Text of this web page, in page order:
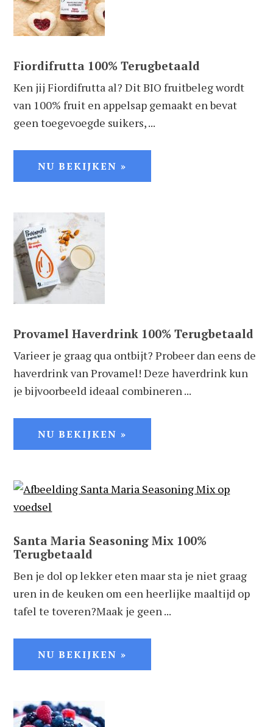
Fiordifrutta 100% Terugbetaald
Ken jij Fiordifrutta al? Dit BIO fruitbeleg wordt
van 100% fruit en appelsap gemaakt en bevat
geen toegevoegde suikers, ...
NU BEKIJKEN »
Provamel Haverdrink 100% Terugbetaald
Varieer je graag qua ontbijt? Probeer dan eens de
haverdrink van Provamel! Deze haverdrink kun
je bijvoorbeeld ideaal combineren ...
NU BEKIJKEN »
Santa Maria Seasoning Mix 100%
Terugbetaald
Ben je dol op lekker eten maar sta je niet graag
uren in de keuken om een heerlijke maaltijd op
tafel te toveren?Maak je geen ...
NU BEKIJKEN »